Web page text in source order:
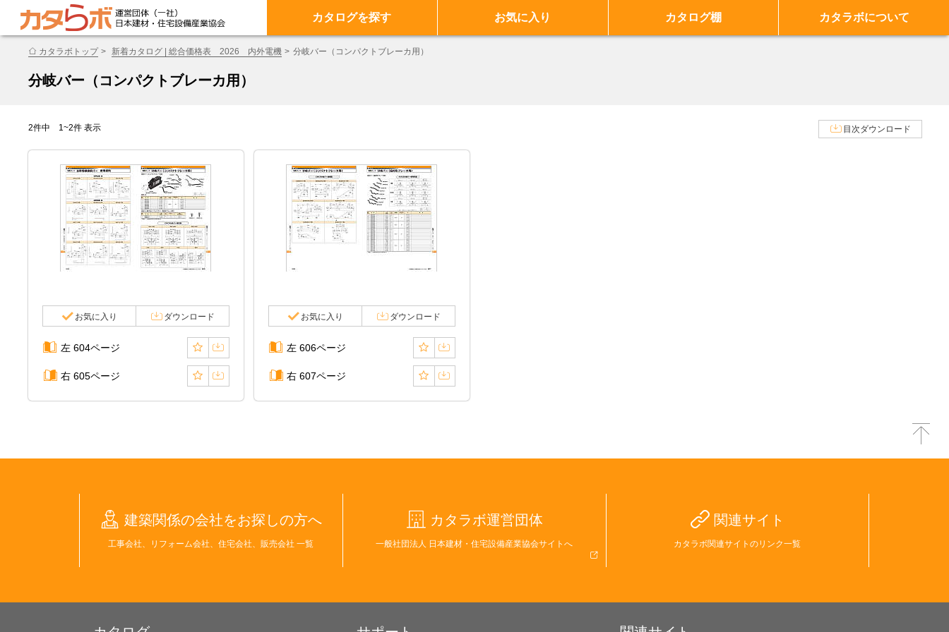
カタログを探す お気に入り カタログ棚 カタラボについて
カタラボトップ 新着カタログ | 総合価格表 2026 内外電機 分岐バー（コンパクトブレーカ用）
分岐バー（コンパクトブレーカ用）
2件中 1~2件 表示 目次ダウンロード
お気に入り ダウンロード
左 604ページ
右 605ページ
お気に入り ダウンロード
左 606ページ
右 607ページ
建築関係の会社をお探しの方へ
工事会社、リフォーム会社、住宅会社、販売会社 一覧
カタラボ運営団体
一般社団法人 日本建材・住宅設備産業協会サイトへ
関連サイト
カタラボ関連サイトのリンク一覧